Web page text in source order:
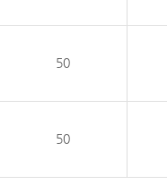
50
50